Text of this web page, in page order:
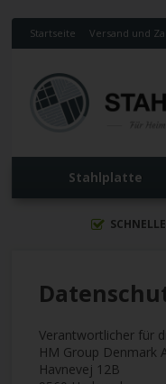
Startseite Versand und
Stahlplatte
Verantwortlicher für
HM Group Denmark
Havnevej 12B